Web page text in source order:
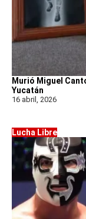
Murió Miguel
Yucatán
16 abril, 2026
Lucha Libre